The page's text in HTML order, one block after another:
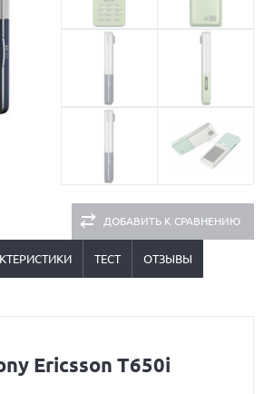
ДОБАВИТЬ К СРАВНЕНИЮ
ТЕСТ ОТЗЫВЫ
Ericsson T650i